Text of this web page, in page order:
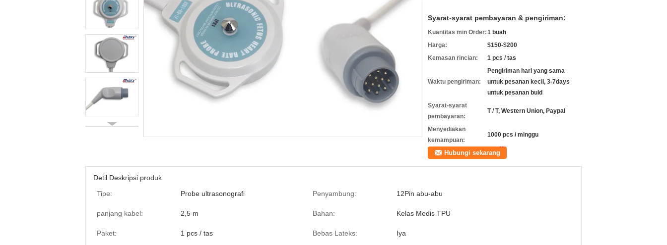
Syarat-syarat pembayaran & pengiriman:
Kuantitas min Order:1 buah
Harga:
$150-$200
Kemasan rincian:
1 pcs / tas
Waktu pengiriman:
Pengiriman hari yang sama
untuk pesanan kecil, 3-7days
untuk pesanan buld
Syarat-syarat
pembayaran:
T / T, Western Union, Paypal
Menyediakan
kemampuan:
1000 pcs / minggu
Hubungi sekarang
Detil Deskripsi produk
Tipe:
Probe ultrasonografi Penyambung: 12Pin abu-abu
panjang kabel: 2,5 m Bahan: Kelas Medis TPU
Paket: 1 pcs / tas Bebas Lateks: Iya